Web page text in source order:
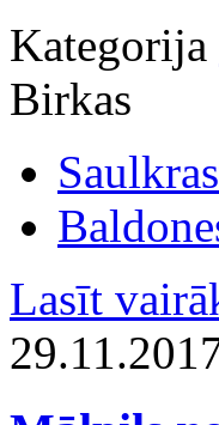
Kategorija
Birkas
Lasīt